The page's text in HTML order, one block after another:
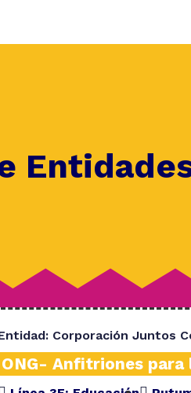
Corporación Juntos
ONG- Anfitriones para